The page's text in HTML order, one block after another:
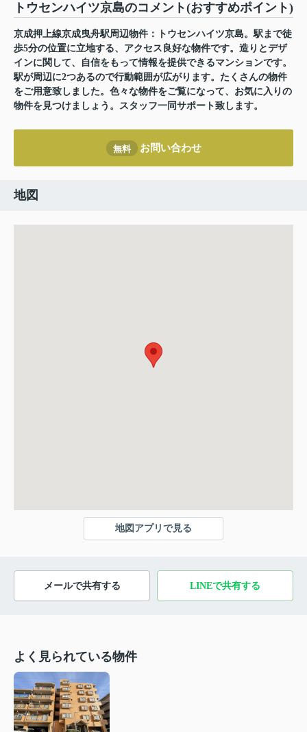
トウセンハイツ京島のコメント(おすすめポイント)
京成押上線京成曳舟駅周辺物件：トウセンハイツ京島。駅まで徒
歩5分の位置に立地する、アクセス良好な物件です。造りとデザ
インに関して、自信をもって情報を提供できるマンションです。
駅が周辺に2つあるので行動範囲が広がります。たくさんの物件
をご用意致しました。色々な物件をご覧になって、お気に入りの
物件を見つけましょう。スタッフ一同サポート致します。
無料 お問い合わせ
地図
地図アプリで見る
メールで共有する LINEで共有する
よく見られている物件